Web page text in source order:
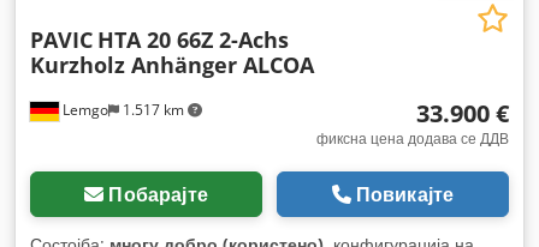
Lemgo 1.517 km
PAVIC HTA 20 66Z 2-Achs
Kurzholz Anhänger ALCOA
33.900 €
фиксна цена додава се ДДВ
Побарајте Повикајте